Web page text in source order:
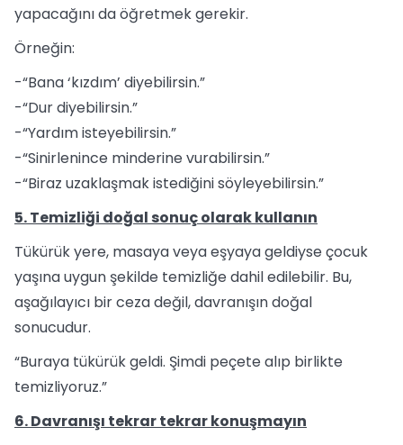
yapacağını da öğretmek gerekir.
Örneğin:
-“Bana ‘kızdım’ diyebilirsin.”
-“Dur diyebilirsin.”
-“Yardım isteyebilirsin.”
-“Sinirlenince minderine vurabilirsin.”
-“Biraz uzaklaşmak istediğini söyleyebilirsin.”
5. Temizliği doğal sonuç olarak kullanın
Tükürük yere, masaya veya eşyaya geldiyse çocuk
yaşına uygun şekilde temizliğe dahil edilebilir. Bu,
aşağılayıcı bir ceza değil, davranışın doğal
sonucudur.
“Buraya tükürük geldi. Şimdi peçete alıp birlikte
temizliyoruz.”
6. Davranışı tekrar tekrar konuşmayın